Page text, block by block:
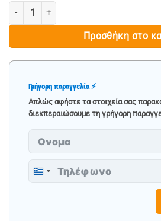
ΔΙΔΥΜΟΣ ΤΡΟΧΟΣ ΛΕΙΑΝΣΗΣ 200mm,
Προσθήκη στο
Γρήγορη παραγγελία ⚡
Απλώς αφήστε τα στοιχεία σας
διεκπεραιώσουμε τη γρήγορη
Greece